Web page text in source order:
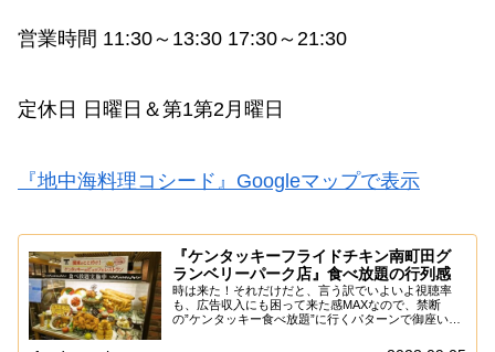
営業時間 11:30～13:30 17:30～21:30
定休日 日曜日＆第1第2月曜日
『地中海料理コシード』Googleマップで表示
『ケンタッキーフライドチキン南町田グ
ランベリーパーク店』食べ放題の行列感
時は来た！それだけだと、言う訳でいよいよ視聴率
も、広告収入にも困って来た感MAXなので、禁断
の”ケンタッキー食べ放題”に行くパターンで御座いま
自転車で痩せた分を、ココで全てリセット、なんなら